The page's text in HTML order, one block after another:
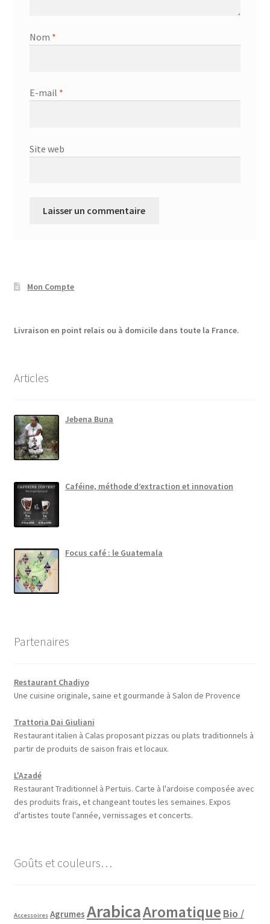
Nom *
E-mail *
Site web
Mon Compte
Livraison en point relais ou à domicile dans toute la France.
Articles
Jebena Buna
Caféine, méthode d’extraction et innovation
Focus café : le Guatemala
Partenaires
Restaurant Chadiyo
Une cuisine originale, saine et gourmande à Salon de Provence
Trattoria Dai Giuliani
Restaurant italien à Calas proposant pizzas ou plats traditionnels à
partir de produits de saison frais et locaux.
L'Azadé
Restaurant Traditionnel à Pertuis. Carte à l'ardoise composée avec
des produits frais, et changeant toutes les semaines. Expos
d'artistes toute l'année, vernissages et concerts.
Goûts et couleurs…
Accessoires Agrumes ArabicaAromatique Bio /